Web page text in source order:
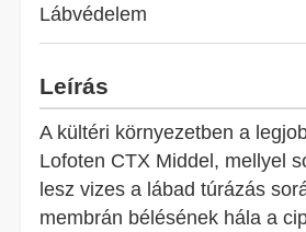
Lábvédelem
Leírás
A kültéri környezetben a
Lofoten CTX Middel, mellyel
lesz vizes a lábad túrázás
membrán bélésének hála a